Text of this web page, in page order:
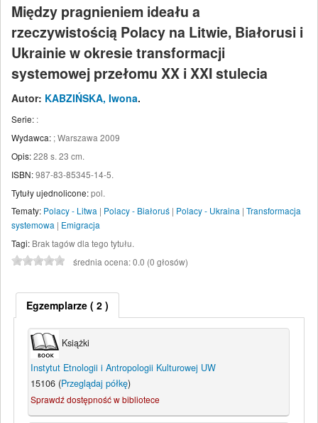
Między pragnieniem ideału a
rzeczywistością Polacy na Litwie, Białorusi i
Ukrainie w okresie transformacji
systemowej przełomu XX i XXI stulecia
Autor: KABZIŃSKA, Iwona.
Serie: :
Wydawca: ;Warszawa 2009
Opis:228 s. 23 cm.
ISBN:987-83-85345-14-5.
Tytuły ujednolicone:pol.
Tematy: Polacy - Litwa | Polacy - Białoruś | Polacy - Ukraina | Transformacja
systemowa | Emigracja
Tagi: Brak tagów dla tego tytułu.
średnia ocena: 0.0 (0 głosów)
Egzemplarze( 2 )
Książki
Instytut Etnologii i Antropologii Kulturowej UW
15106 (Przeglądaj półkę)
Sprawdź dostępność w bibliotece